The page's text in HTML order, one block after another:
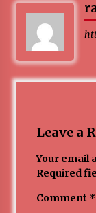
Leave a
Your email
Required
Comment *